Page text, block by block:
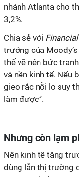
nhánh Atlanta cho
3,2%.
Chia sẻ với
trưởng của
thể vẽ nên bức
và nền kinh tế. Nếu
gieo rắc nỗi lo suy
làm được”.
Nhưng còn lạm
Nền kinh tế tăng
dùng lẫn thị trường